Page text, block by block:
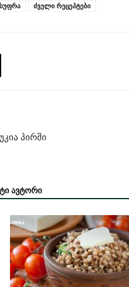
ძველი რეცეპტები
პირში
ავტორი